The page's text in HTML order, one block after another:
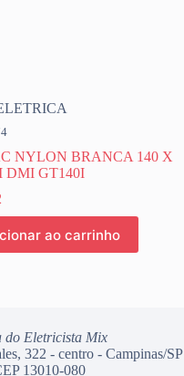
NYLON BRANCA 140 X
DMI GT140I
ao carrinho
do Eletricista Mix
322 - centro - Campinas/SP
13010-080